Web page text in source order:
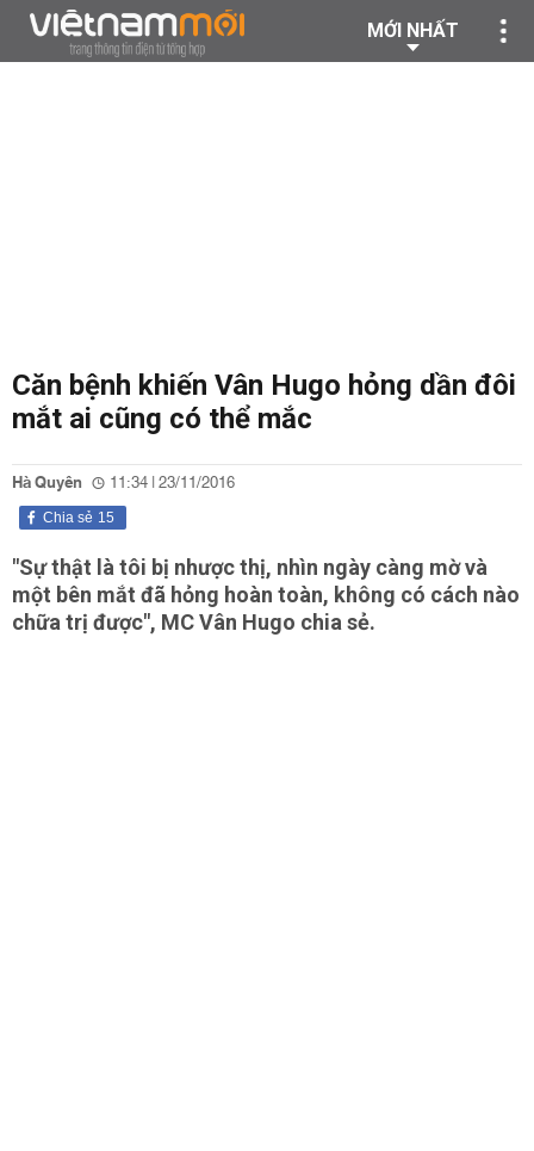
MỚI NHẤT
Căn bệnh khiến Vân Hugo hỏng dần đôi
mắt ai cũng có thể mắc
Hà Quyên 11:34 | 23/11/2016
15
Chia sẻ
"Sự thật là tôi bị nhược thị, nhìn ngày càng mờ và
một bên mắt đã hỏng hoàn toàn, không có cách nào
chữa trị được", MC Vân Hugo chia sẻ.